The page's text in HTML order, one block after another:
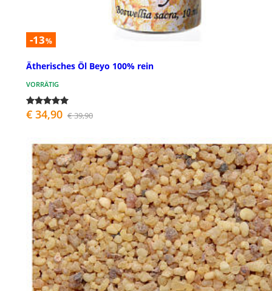
-13%
Ätherisches Öl Beyo 100% rein
VORRÄTIG
€ 34,90 € 39,90